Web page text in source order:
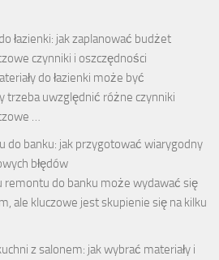
łazienki: jak zaplanować budżet
czynniki i oszczędności
do łazienki może być
trzeba uwzględnić różne czynniki
…
do banku: jak przygotować wiarygodny
błędów
do banku może wydawać się
ale kluczowe jest skupienie się na kilku
z salonem: jak wybrać materiały i